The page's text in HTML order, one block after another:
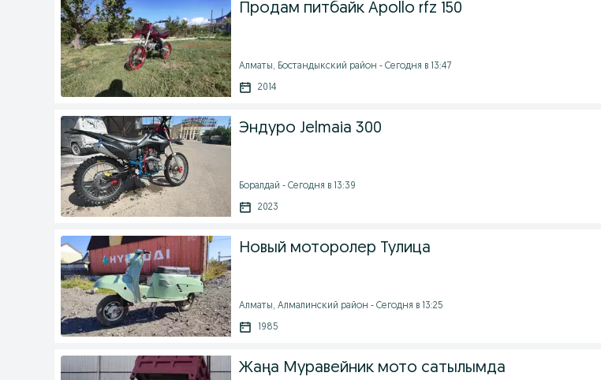
Продам питбайк Apollo rfz 150
Алматы, Бостандыкский район - Сегодня в 13:47
2014
Эндуро Jelmaia 300
Боралдай - Сегодня в 13:39
2023
Новый моторолер Тулица
Алматы, Алмалинский район - Сегодня в 13:25
1985
Жаңа Муравейник мото сатылымда